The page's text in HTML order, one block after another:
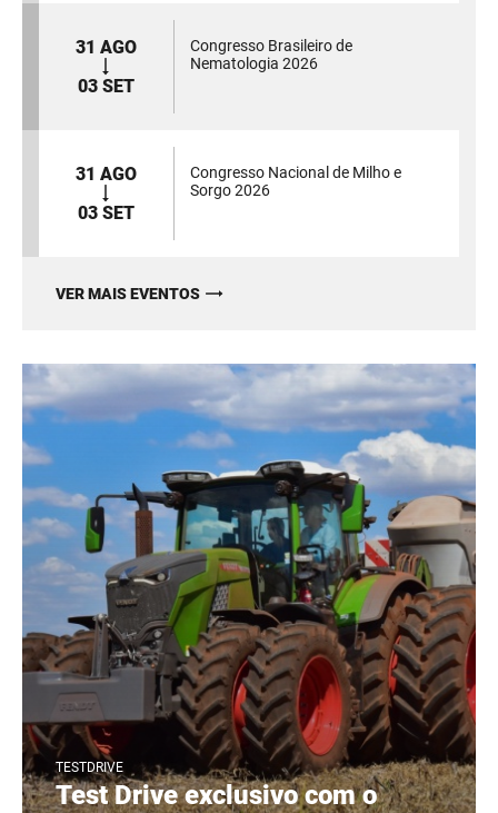
31 AGO
03 SET
Congresso Brasileiro de
Nematologia 2026
31 AGO
03 SET
Congresso Nacional de Milho e
Sorgo 2026
VER MAIS EVENTOS
TESTDRIVE
Test Drive exclusivo com o